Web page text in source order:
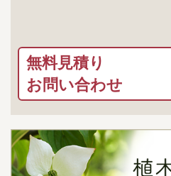
無料見積り
お問い合わせ